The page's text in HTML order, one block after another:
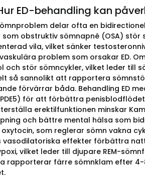
ED-behandling kan
delar ofta en
obstruktiv sömnapné (OSA)
vila, vilket sänker
problem som orsakar ED.
och stör sömncykler, vilket leder till
så sannolikt att rapportera
förvärrar båda. Behandling ED
för att förbättra
erektilfunktionen minskar
och bättre mental hälsa som
som reglerar sömn vakna
vasodilatoriska effekter förbättra
vilket leder till djupare REM-
rapporterar färre sömnklam efter